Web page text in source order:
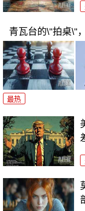
青瓦台的\"拍桌\"
最热